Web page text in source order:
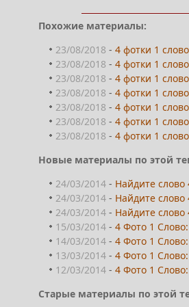
Похожие материалы:
23/08/2018 -4 фотки 1
23/08/2018 -4 фотки 1
23/08/2018 -4 фотки 1
23/08/2018 -4 фотки 1
23/08/2018 -4 фотки 1
23/08/2018 -4 фотки 1
23/08/2018 -4 фотки 1
Новые материалы по этой
24/03/2014 - Найдите
24/03/2014 - Найдите
24/03/2014 - Найдите
15/03/2014 -4 Фото 1
14/03/2014 -4 Фото 1
13/03/2014 -4 Фото 1
12/03/2014 -4 Фото 1
Старые материалы по этой